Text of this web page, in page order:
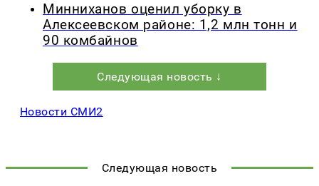
Минниханов оценил уборку в
Алексеевском районе: 1,2 млн тонн и
90 комбайнов
Следующая новость ↓
Новости СМИ2
Следующая новость